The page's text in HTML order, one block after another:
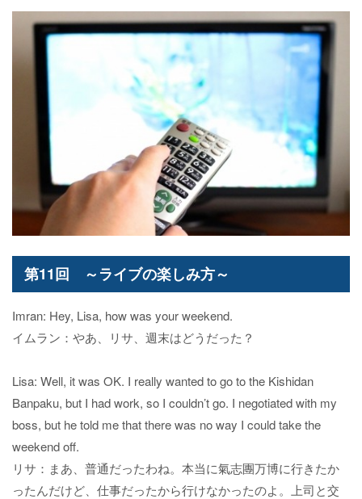
第11回 ～ライブの楽しみ方～
Imran: Hey, Lisa, how was your weekend.
イムラン：やあ、リサ、週末はどうだった？
Lisa: Well, it was OK. I really wanted to go to the Kishidan
Banpaku, but I had work, so I couldn’t go. I negotiated with my
boss, but he told me that there was no way I could take the
weekend off.
リサ：まあ、普通だったわね。本当に氣志團万博に行きたか
ったんだけど、仕事だったから行けなかったのよ。上司と交